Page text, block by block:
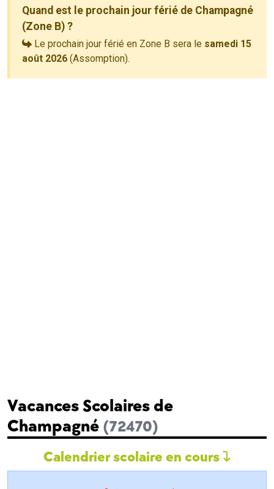
Quand est le prochain jour férié de Champagné
(Zone B) ?
Le prochain jour férié en Zone B sera le samedi 15
août 2026 (Assomption).
Vacances Scolaires de
Champagné (72470)
Calendrier scolaire en cours